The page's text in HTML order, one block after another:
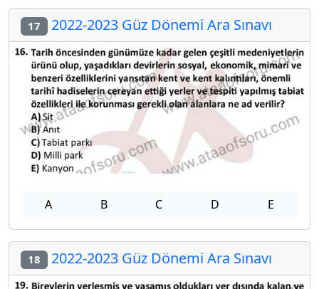
17 2022-2023 Güz Dönemi Ara Sınavı
A B C D E
18 2022-2023 Güz Dönemi Ara Sınavı